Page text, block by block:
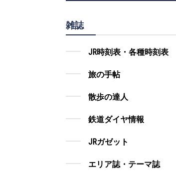
雑誌
JR時刻表・各種時刻表
旅の手帖
散歩の達人
鉄道ダイヤ情報
JRガゼット
エリア誌・テーマ誌